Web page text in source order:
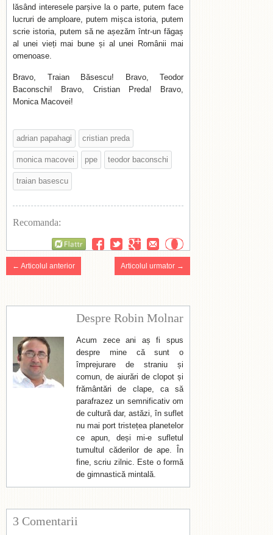
lăsând interesele parșive la o parte, putem face
lucruri de amploare, putem mișca istoria, putem
scrie istoria, putem să ne așezăm într-un făgaș
al unei vieți mai bune și al unei Românii mai
omenoase.
Bravo, Traian Băsescu! Bravo, Teodor
Baconschi! Bravo, Cristian Preda! Bravo,
Monica Macovei!
adrian papahagi cristian preda
monica macovei ppe teodor baconschi
traian basescu
Recomanda:
← Articolul anterior Articolul urmator →
Despre Robin Molnar
Acum zece ani aș fi spus
despre mine că sunt o
împrejurare de straniu și
comun, de aiurări de clopot și
frământări de clape, ca să
parafrazez un semnificativ om
de cultură dar, astăzi, în suflet
nu mai port tristețea planetelor
ce apun, deși mi-e sufletul
tumultul căderilor de ape. În
fine, scriu zilnic. Este o formă
de gimnastică mintală.
3 Comentarii